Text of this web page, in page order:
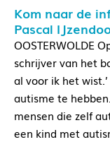
Kom naar de
Pascal
OOSTERWOLDE
schrijver van het
al voor ik het
autisme te
mensen die zelf
een kind met